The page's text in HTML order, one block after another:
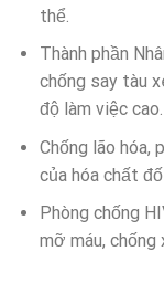
thể.
Thành phần
chống say tàu
độ làm việc cao.
Chống lão hóa,
của hóa chất
Phòng chống
mỡ máu, chống